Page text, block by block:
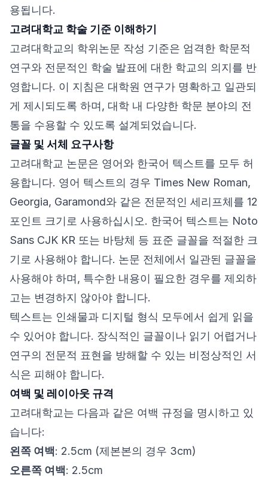
용됩니다.
고려대학교 학술 기준 이해하기
고려대학교의 학위논문 작성 기준은 엄격한 학문적
연구와 전문적인 학술 발표에 대한 학교의 의지를 반
영합니다. 이 지침은 대학원 연구가 명확하고 일관되
게 제시되도록 하며, 대학 내 다양한 학문 분야의 전
통을 수용할 수 있도록 설계되었습니다.
글꼴 및 서체 요구사항
고려대학교 논문은 영어와 한국어 텍스트를 모두 허
용합니다. 영어 텍스트의 경우 Times New Roman,
Georgia, Garamond와 같은 전문적인 세리프체를 12
포인트 크기로 사용하십시오. 한국어 텍스트는 Noto
Sans CJK KR 또는 바탕체 등 표준 글꼴을 적절한 크
기로 사용해야 합니다. 논문 전체에서 일관된 글꼴을
사용해야 하며, 특수한 내용이 필요한 경우를 제외하
고는 변경하지 않아야 합니다.
텍스트는 인쇄물과 디지털 형식 모두에서 쉽게 읽을
수 있어야 합니다. 장식적인 글꼴이나 읽기 어렵거나
연구의 전문적 표현을 방해할 수 있는 비정상적인 서
식은 피해야 합니다.
여백 및 레이아웃 규격
고려대학교는 다음과 같은 여백 규정을 명시하고 있
습니다:
왼쪽 여백: 2.5cm (제본본의 경우 3cm)
오른쪽 여백: 2.5cm